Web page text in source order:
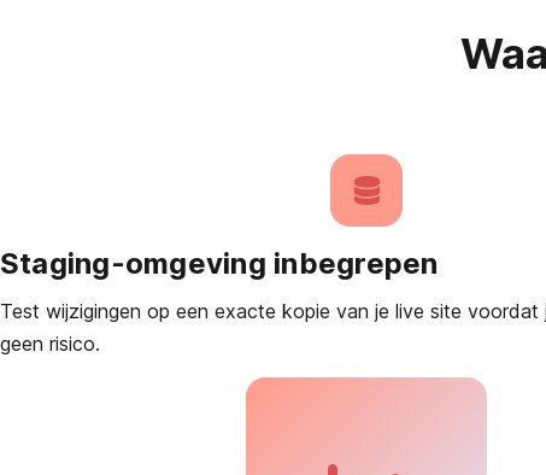
Staging-omgeving inbegrepen
Test wijzigingen op een exacte kopie van je live site
geen risico.